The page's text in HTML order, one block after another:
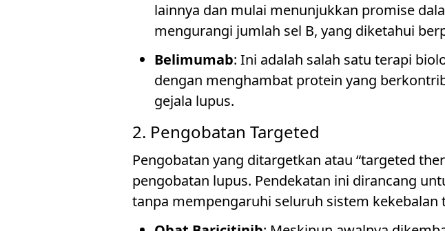
lainnya dan mulai menunjukkan promise
mengurangi jumlah sel B, yang diketahui
Belimumab: Ini adalah salah satu terapi
dengan menghambat protein yang
gejala lupus.
2. Pengobatan Targeted
Pengobatan yang ditargetkan atau “targeted
pengobatan lupus. Pendekatan ini dirancang
tanpa mempengaruhi seluruh sistem kekebalan